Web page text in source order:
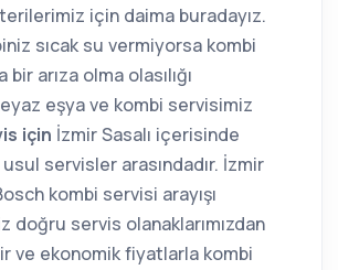
için daima buradayız.
sıcak su vermiyorsa kombi
bir arıza olma olasılığı
eşya ve kombi servisimiz
için İzmir Sasalı içerisinde
servisler arasındadır. İzmir
kombi servisi arayışı
doğru servis olanaklarımızdan
ve ekonomik fiyatlarla kombi